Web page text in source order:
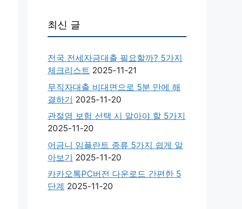
최신 글
전국 전세자금대출 필요할까? 5가지
체크리스트 2025-11-21
무직자대출 비대면으로 5분 만에 해
결하기 2025-11-20
관절염 보험 선택 시 알아야 할 5가지
2025-11-20
어금니 임플란트 종류 5가지 쉽게 알
아보기 2025-11-20
카카오톡PC버전 다운로드 간편한 5
단계 2025-11-20